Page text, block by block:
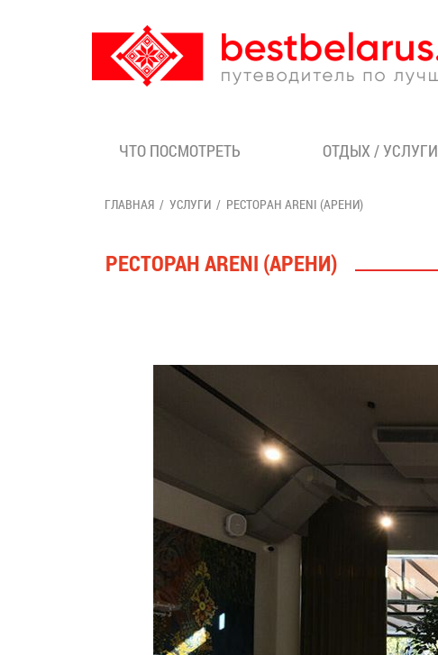
ЧТО ПОСМОТРЕТЬ ОТДЫХ / УСЛУГИ
ГЛАВНАЯ УСЛУГИ РЕСТОРАН ARENI (АРЕНИ)
РЕСТОРАН ARENI (АРЕНИ)